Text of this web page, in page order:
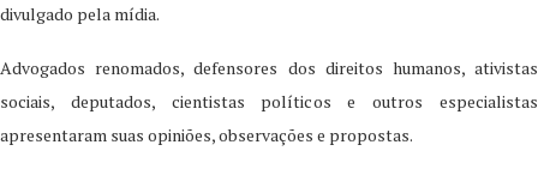
divulgado pela mídia.
Advogados renomados, defensores dos direitos humanos, ativistas
sociais, deputados, cientistas políticos e outros especialistas
apresentaram suas opiniões, observações e propostas.